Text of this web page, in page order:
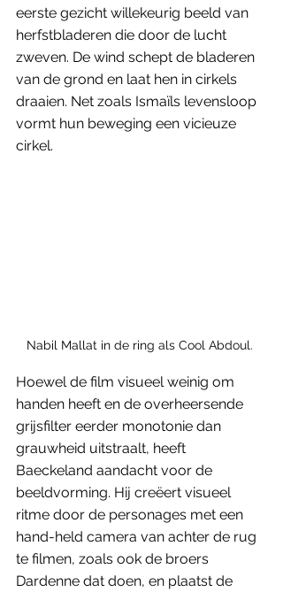
eerste gezicht willekeurig beeld van
herfstbladeren die door de lucht
zweven. De wind schept de bladeren
van de grond en laat hen in cirkels
draaien. Net zoals Ismaïls levensloop
vormt hun beweging een vicieuze
cirkel.
Nabil Mallat in de ring als Cool Abdoul.
Hoewel de film visueel weinig om
handen heeft en de overheersende
grijsfilter eerder monotonie dan
grauwheid uitstraalt, heeft
Baeckeland aandacht voor de
beeldvorming. Hij creëert visueel
ritme door de personages met een
hand-held camera van achter de rug
te filmen, zoals ook de broers
Dardenne dat doen, en plaatst de